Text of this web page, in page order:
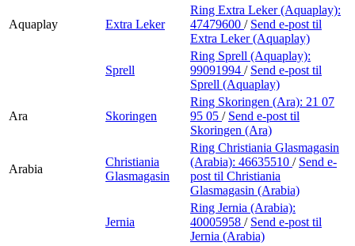
Aquaplay Extra Leker
Ring Extra Leker (Aquaplay):
47479600 / Send e-post til
Extra Leker (Aquaplay)
Sprell
Ring Sprell (Aquaplay):
99091994 / Send e-post til
Sprell (Aquaplay)
Ara Skoringen
Ring Skoringen (Ara): 21 07
95 05 / Send e-post til
Skoringen (Ara)
Arabia
Christiania
Glasmagasin
Ring Christiania Glasmagasin
(Arabia): 46635510 / Send e-
post til Christiania
Glasmagasin (Arabia)
Jernia
Ring Jernia (Arabia):
40005958 / Send e-post til
Jernia (Arabia)